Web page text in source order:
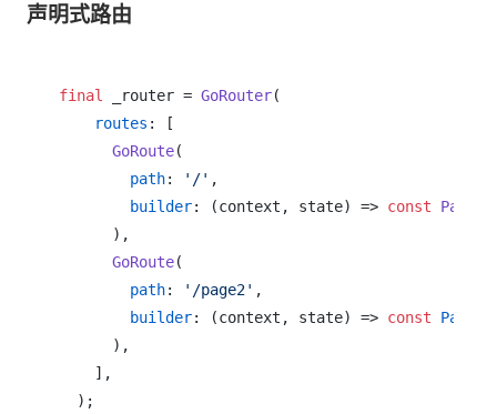
声明式路由
final _router = GoRouter(
routes : [
GoRoute(
path: '/' ,
builder: (context, state) => const
      ),
GoRoute(
path: '/page2' ,
builder: (context, state) => const
      ),
    ],